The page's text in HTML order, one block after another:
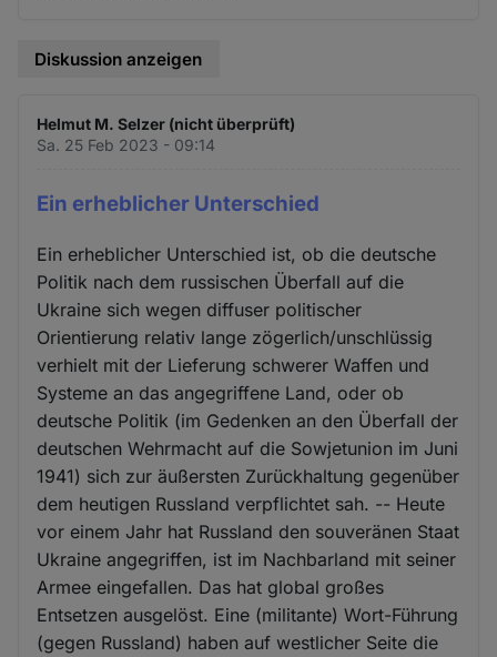
Diskussion anzeigen
Helmut M. Selzer (nicht überprüft)
Sa. 25 Feb 2023 - 09:14
Ein erheblicher Unterschied
Ein erheblicher Unterschied ist, ob die deutsche
Politik nach dem russischen Überfall auf die
Ukraine sich wegen diffuser politischer
Orientierung relativ lange zögerlich/unschlüssig
verhielt mit der Lieferung schwerer Waffen und
Systeme an das angegriffene Land, oder ob
deutsche Politik (im Gedenken an den Überfall der
deutschen Wehrmacht auf die Sowjetunion im Juni
1941) sich zur äußersten Zurückhaltung gegenüber
dem heutigen Russland verpflichtet sah. -- Heute
vor einem Jahr hat Russland den souveränen Staat
Ukraine angegriffen, ist im Nachbarland mit seiner
Armee eingefallen. Das hat global großes
Entsetzen ausgelöst. Eine (militante) Wort-Führung
(gegen Russland) haben auf westlicher Seite die